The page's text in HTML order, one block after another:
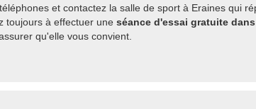
et contactez la salle de sport à Eraines qui
toujours à effectuer une séance d'essai gratuite
qu'elle vous convient.